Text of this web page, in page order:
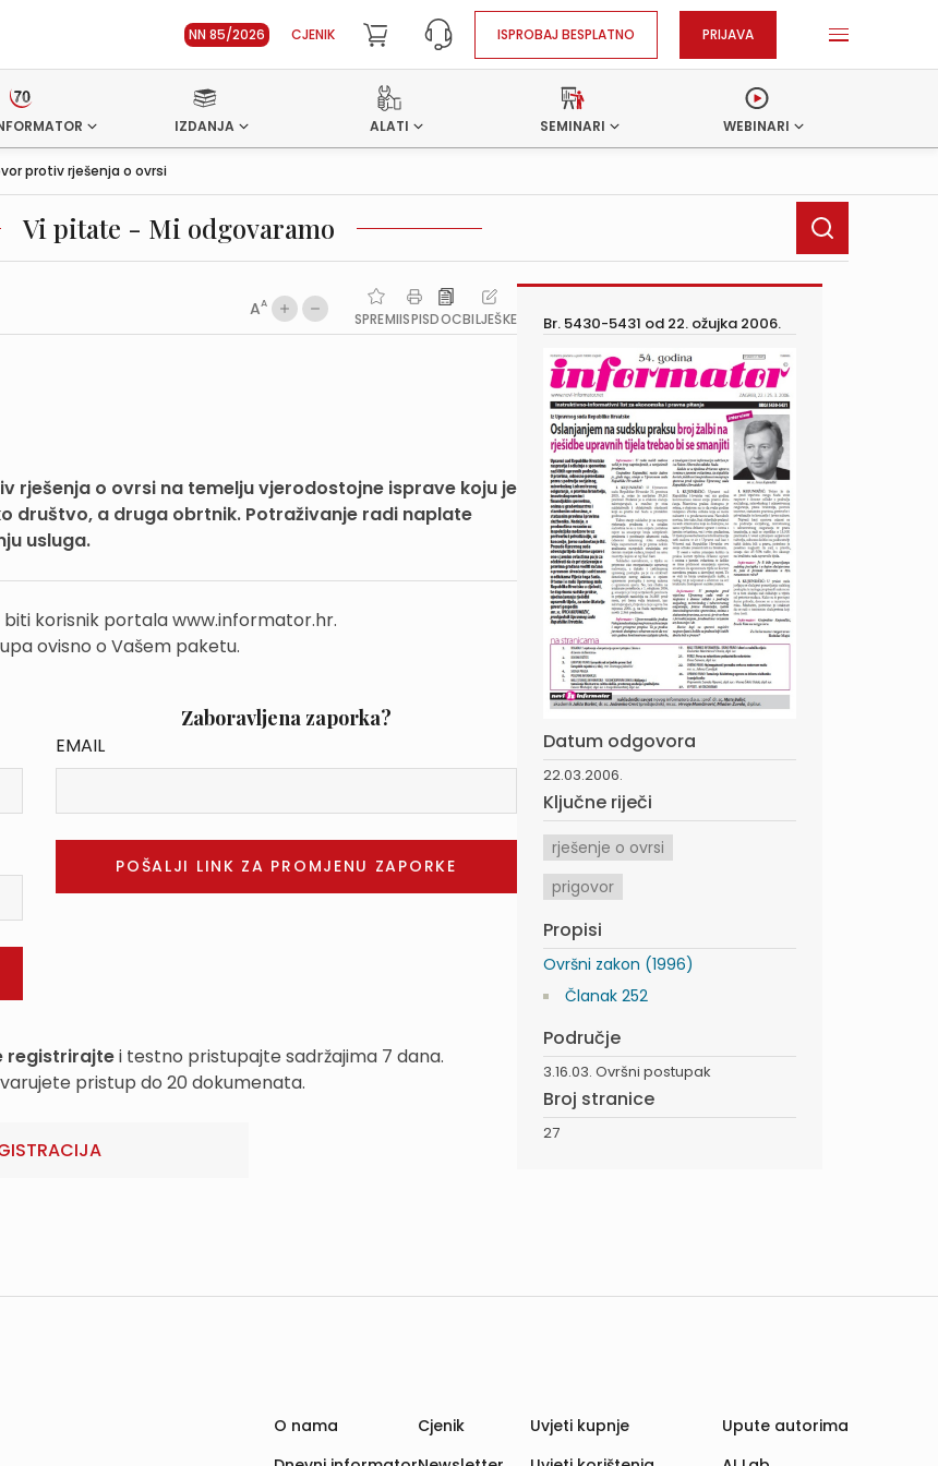
NN 85/2026 CJENIK ISPROBAJ BESPLATNO PRIJAVA
IZDANJA ALATI SEMINARI WEBINARI
protiv rješenja o ovrsi
Vi pitate - Mi odgovaramo
AA
SPREMIISPISDOCBILJEŠKE
rješenja o ovrsi na temelju vjerodostojne isprave koju je
društvo, a druga obrtnik. Potraživanje radi naplate
usluga.
korisnik portala www.informator.hr.
ovisno o Vašem paketu.
Zaboravljena zaporka?
EMAIL
registrirajtei testno pristupajte sadržajima 7 dana.
pristup do 20 dokumenata.
Br. 5430-5431 od 22. ožujka 2006.
Datum odgovora
22.03.2006.
Ključne riječi
rješenje o ovrsi
prigovor
Propisi
Ovršni zakon (1996)
Članak 252
Područje
3.16.03. Ovršni postupak
Broj stranice
27
O nama
Cjenik
Uvjeti kupnje
Upute autorima